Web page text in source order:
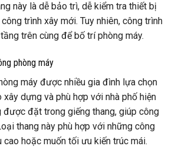
này là dễ bảo trì, dễ kiểm tra thiết bị
trình xây mới. Tuy nhiên, công trình
trên cùng để bố trí phòng máy.
phòng máy
máy được nhiều gia đình lựa chọn
dựng và phù hợp với nhà phố hiện
đặt trong giếng thang, giúp công
thang này phù hợp với những công
cao hoặc muốn tối ưu kiến trúc mái.